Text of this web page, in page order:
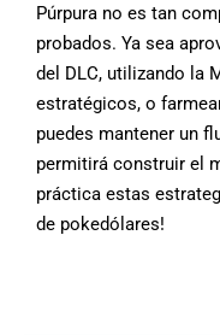
Púrpura no es tan
probados. Ya sea
del DLC, utilizando la
estratégicos, o
puedes mantener un
permitirá construir el
práctica estas
de pokedólares!